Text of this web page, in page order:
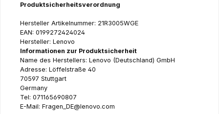
Produktsicherheitsverordnung
Hersteller Artikelnummer: 21R3005WGE
EAN: 0199272424024
Hersteller: Lenovo
Informationen zur Produktsicherheit
Name des Herstellers: Lenovo (Deutschland) GmbH
Adresse: Löffelstraße 40
70597 Stuttgart
Germany
Tel: 071165690807
E-Mail: Fragen_DE@lenovo.com